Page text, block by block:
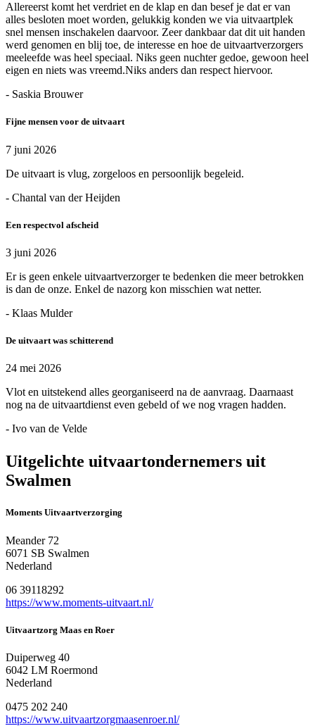
Allereerst komt het verdriet en de klap en dan besef je dat er van
alles besloten moet worden, gelukkig konden we via uitvaartplek
snel mensen inschakelen daarvoor. Zeer dankbaar dat dit uit handen
werd genomen en blij toe, de interesse en hoe de uitvaartverzorgers
meeleefde was heel speciaal. Niks geen nuchter gedoe, gewoon heel
eigen en niets was vreemd.Niks anders dan respect hiervoor.
- Saskia Brouwer
Fijne mensen voor de uitvaart
7 juni 2026
De uitvaart is vlug, zorgeloos en persoonlijk begeleid.
- Chantal van der Heijden
Een respectvol afscheid
3 juni 2026
Er is geen enkele uitvaartverzorger te bedenken die meer betrokken
is dan de onze. Enkel de nazorg kon misschien wat netter.
- Klaas Mulder
De uitvaart was schitterend
24 mei 2026
Vlot en uitstekend alles georganiseerd na de aanvraag. Daarnaast
nog na de uitvaartdienst even gebeld of we nog vragen hadden.
- Ivo van de Velde
Uitgelichte uitvaartondernemers uit
Swalmen
Moments Uitvaartverzorging
Meander 72
6071 SB Swalmen
Nederland
06 39118292
https://www.moments-uitvaart.nl/
Uitvaartzorg Maas en Roer
Duiperweg 40
6042 LM Roermond
Nederland
0475 202 240
https://www.uitvaartzorgmaasenroer.nl/